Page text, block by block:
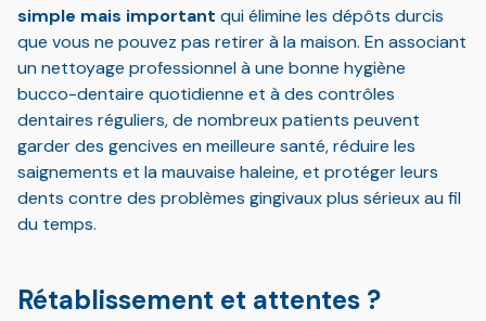
simple mais important qui élimine les dépôts durcis
que vous ne pouvez pas retirer à la maison. En associant
un nettoyage professionnel à une bonne hygiène
bucco-dentaire quotidienne et à des contrôles
dentaires réguliers, de nombreux patients peuvent
garder des gencives en meilleure santé, réduire les
saignements et la mauvaise haleine, et protéger leurs
dents contre des problèmes gingivaux plus sérieux au fil
du temps.
Rétablissement et attentes ?